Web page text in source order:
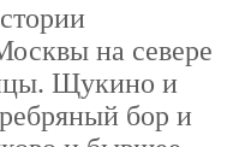
на севере
Щукино и
бор и